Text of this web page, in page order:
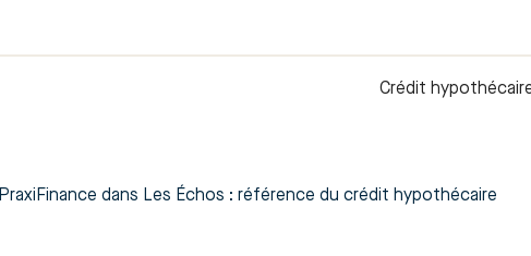
Crédit
PraxiFinance dans Les Échos : référence du crédit hypothécaire